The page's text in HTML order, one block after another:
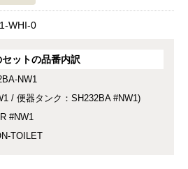
WHI-0
セットの品番内訳
NW1
/ 便器タンク：SH232BA #NW1)
#NW1
TOILET